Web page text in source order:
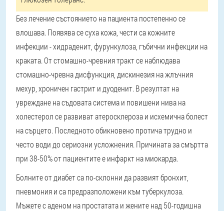
Без лечение състоянието на пациента постепенно се
влошава. Появява се суха кожа, чести са кожните
инфекции - хидраденит, фурункулоза, гъбични инфекции на
краката. От стомашно-чревния тракт се наблюдава
стомашно-чревна дисфункция, дискинезия на жлъчния
мехур, хроничен гастрит и дуоденит. В резултат на
увреждане на съдовата система и повишени нива на
холестерол се развиват атеросклероза и исхемична болест
на сърцето. Последното обикновено протича трудно и
често води до сериозни усложнения. Причината за смъртта
при 38-50% от пациентите е инфаркт на миокарда.
Болните от диабет са по-склонни да развият бронхит,
пневмония и са предразположени към туберкулоза.
Мъжете с аденом на простатата и жените над 50-годишна